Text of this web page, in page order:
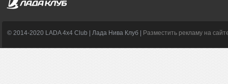
© 2014-2020 LADA 4x4 Club | Лада Нива Клуб | Разместить рекламу на